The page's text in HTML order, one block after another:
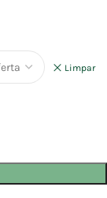
Limpar